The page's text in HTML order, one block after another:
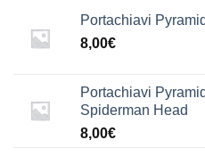
Portachiavi
8,00€
Portachiavi
Spiderman Head
8,00€